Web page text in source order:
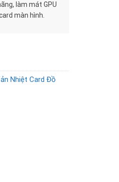
làm mát GPU
màn hình.
Nhiệt Card Đồ